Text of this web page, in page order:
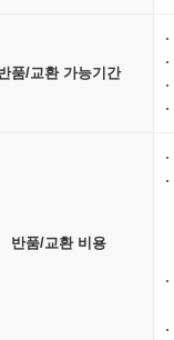
품/교환 가능기간
반품/교환 비용